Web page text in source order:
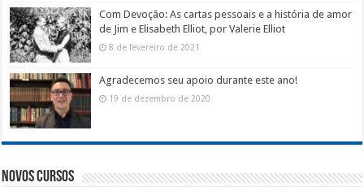
Com Devoção: As cartas pessoais e a história de amor
de Jim e Elisabeth Elliot, por Valerie Elliot
8 de fevereiro de 2021
Agradecemos seu apoio durante este ano!
19 de dezembro de 2020
Novos Cursos